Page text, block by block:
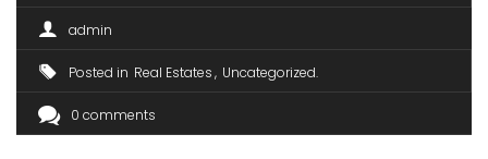
admin
Posted in Real Estates Uncategorized
0 comments